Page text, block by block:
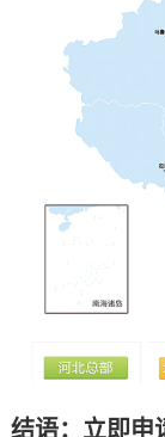
结语：立即申